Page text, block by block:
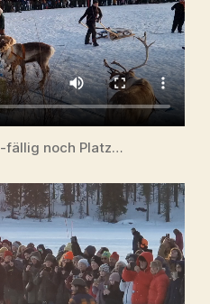
fällig noch Platz…